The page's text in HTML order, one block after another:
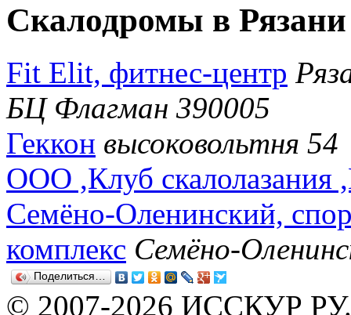
Скалодромы в Рязани
Fit Elit, фитнес-центр
БЦ Флагман 390005
Геккон высоковольтня 54
ООО ,Клуб скалолазания
Семёно-Оленинский,
комплекс Семёно-
Поделиться…
© 2007-2026 ИССКУР РУ.